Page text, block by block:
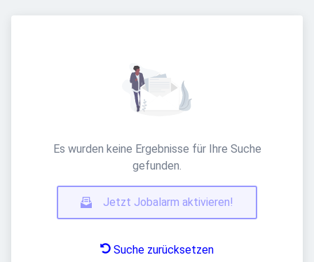
Es wurden keine Ergebnisse für Ihre Suche
gefunden.
Jetzt Jobalarm aktivieren!
Suche zurücksetzen